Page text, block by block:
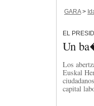
GARA>
EL
Un
Los
Euskal
capital